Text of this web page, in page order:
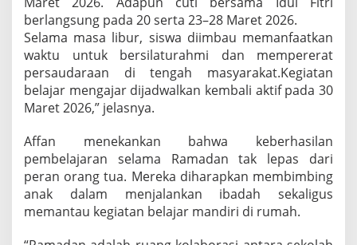
berlangsung pada 20 serta 23–28 Maret 2026.
Selama masa libur, siswa diimbau memanfaatkan
waktu untuk bersilaturahmi dan mempererat
persaudaraan di tengah masyarakat.Kegiatan
belajar mengajar dijadwalkan kembali aktif pada 30
Maret 2026,” jelasnya.
Affan menekankan bahwa keberhasilan
pembelajaran selama Ramadan tak lepas dari
peran orang tua. Mereka diharapkan membimbing
anak dalam menjalankan ibadah sekaligus
memantau kegiatan belajar mandiri di rumah.